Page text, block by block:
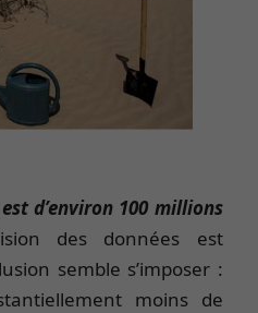
d’environ 100 millions
des données est
semble s’imposer :
moins de